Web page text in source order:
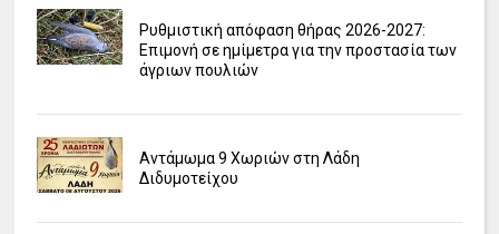
Ρυθμιστική απόφαση θήρας 2026-2027:
Επιμονή σε ημίμετρα για την προστασία των
άγριων πουλιών
Αντάμωμα 9 Χωριών στη Λάδη
Διδυμοτείχου